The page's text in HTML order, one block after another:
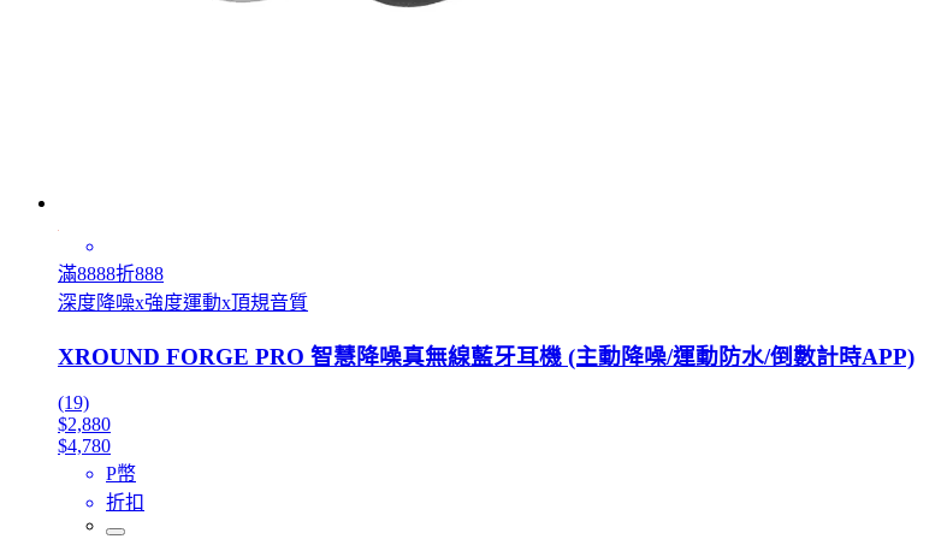
滿8888折888
深度降噪x強度運動x頂規音質
XROUND FORGE PRO 智慧降噪真無線藍牙耳機 (主動降噪/運動防水/倒數計時APP)
(19)
$2,880
$4,780
P幣
折扣